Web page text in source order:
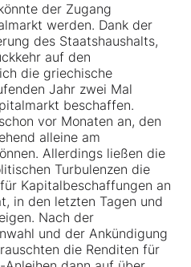
der Zugang
werden. Dank der
des Staatshaushalts,
auf den
die griechische
Jahr zwei Mal
beschaffen.
vor Monaten an, den
alleine am
Allerdings ließen die
Turbulenzen die
Kapitalbeschaffungen an
in den letzten Tagen und
Nach der
und der Ankündigung
die Renditen für